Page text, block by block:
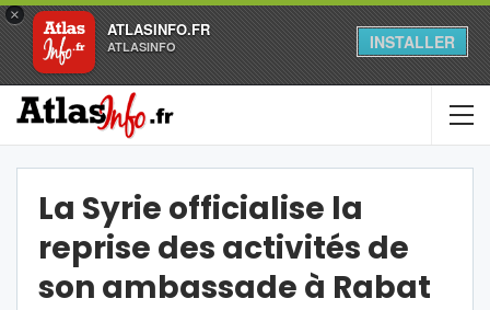
×
ATLASINFO.FR
ATLASINFO INSTALLER
La Syrie officialise la
reprise des activités de
son ambassade à Rabat